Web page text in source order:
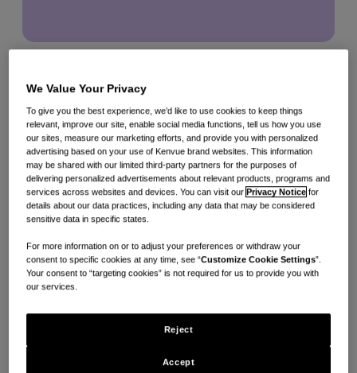
都至关重要，也会对几代人产生深远的影响。
这份巨大的责任，意味我们要时刻将诚信和质量牢记于心，指引我们
的每一个决策和每一步行动。只有我们践行以人为本，业务才能不断
壮大。
敢爱敢为
我们携手打造一个包容的环境，让所有人都能释放全部潜能。我们通
We Value Your Privacy
To give you the best experience, we’d like to use cookies to keep things
relevant, improve our site, enable social media functions, tell us how you use
our sites, measure our marketing efforts, and provide you with personalized
advertising based on your use of Kenvue brand websites. This information
may be shared with our limited third-party partners for the purposes of
delivering personalized advertisements about relevant products, programs and
services across websites and devices. You can visit ourPrivacy Notice for
details about our data practices, including any data that may be considered
sensitive data in specific states.
For more information on or to adjust your preferences or withdraw your
consent to specific cookies at any time, see “Customize Cookie Settings”.
Your consent to “targeting cookies” is not required for us to provide you with
our services.
Reject
Accept